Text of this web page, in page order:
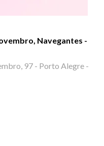
Navegantes -
97 - Porto Alegre -